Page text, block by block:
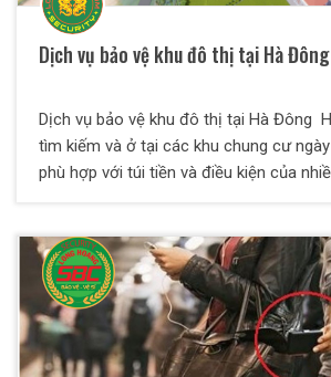
Dịch vụ bảo vệ khu đô thị tại Hà Đông
Dịch vụ bảo vệ khu đô thị tại Hà Đông
tìm kiếm và ở tại các khu chung cư
phù hợp với túi tiền và điều kiện của
nhiên, đây cũng là mục tiêu hàng đầu
xấu trộm cắp, dễ mất an ninh nếu
bảo vệ chặt chẽ. Dịch vụ bảo vệ tại
thị mở ra sẽ giải quyết tốt khâu an ninh
khu đô thị.